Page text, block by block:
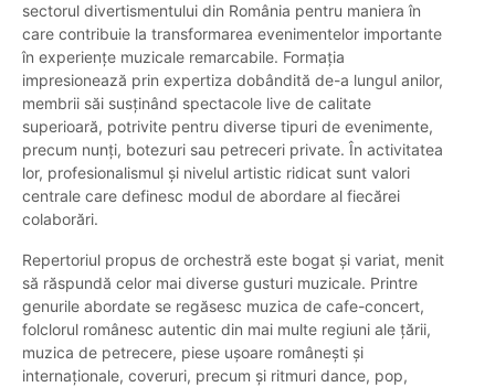
sectorul divertismentului din România pentru maniera în
care contribuie la transformarea evenimentelor importante
în experiențe muzicale remarcabile. Formația
impresionează prin expertiza dobândită de-a lungul anilor,
membrii săi susținând spectacole live de calitate
superioară, potrivite pentru diverse tipuri de evenimente,
precum nunți, botezuri sau petreceri private. În activitatea
lor, profesionalismul și nivelul artistic ridicat sunt valori
centrale care definesc modul de abordare al fiecărei
colaborări.
Repertoriul propus de orchestră este bogat și variat, menit
să răspundă celor mai diverse gusturi muzicale. Printre
genurile abordate se regăsesc muzica de cafe-concert,
folclorul românesc autentic din mai multe regiuni ale țării,
muzica de petrecere, piese ușoare românești și
internaționale, coveruri, precum și ritmuri dance, pop,